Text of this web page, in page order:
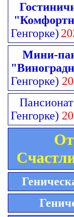
Генгорке)
Мини-
Генгорке)
Генгорке)